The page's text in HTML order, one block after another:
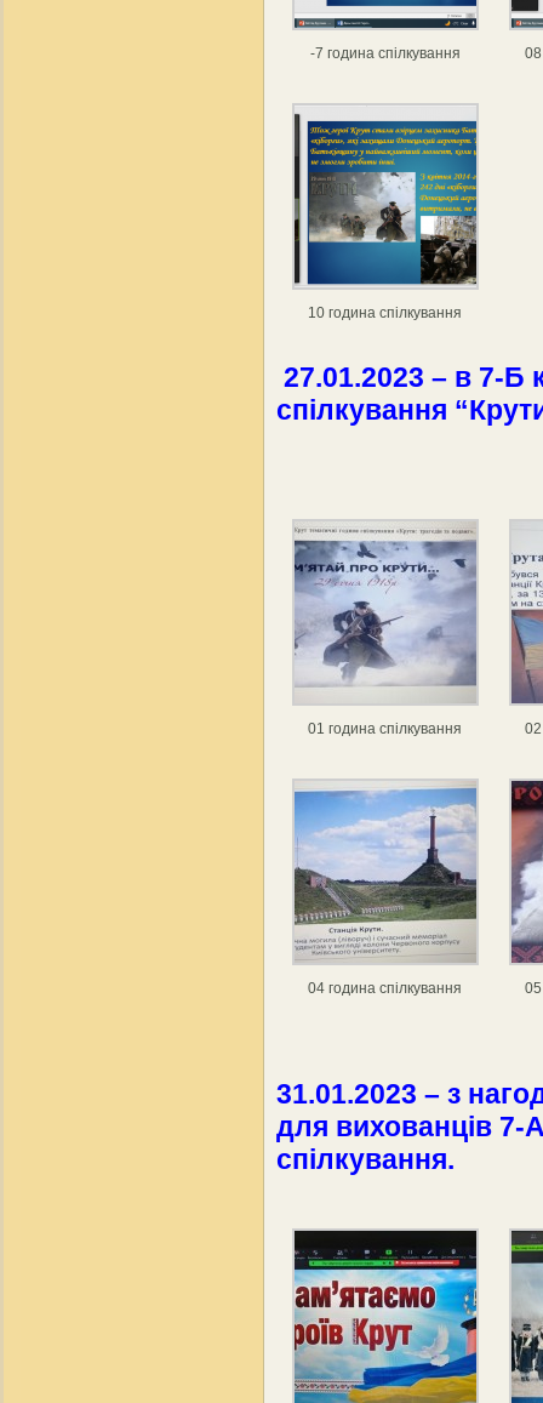
-7 година спілкування
10 година спілкування
27.01.2023 – в 7-Б
спілкування
01 година спілкування
04 година спілкування
31.01.2023 – з
для вихованців 7-
спілкування.